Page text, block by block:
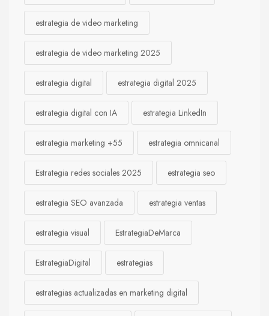
estrategia de video marketing
estrategia de video marketing 2025
estrategia digital estrategia digital 2025
estrategia digital con IA estrategia LinkedIn
estrategia marketing +55 estrategia omnicanal
Estrategia redes sociales 2025 estrategia seo
estrategia SEO avanzada estrategia ventas
estrategia visual EstrategiaDeMarca
EstrategiaDigital estrategias
estrategias actualizadas en marketing digital